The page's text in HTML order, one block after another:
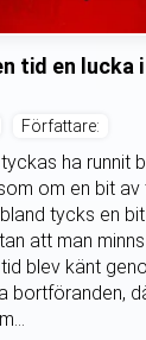
tid en lucka
Författare:
ha runnit
om en bit
tycks en
att man
blev känt
bortföranden,